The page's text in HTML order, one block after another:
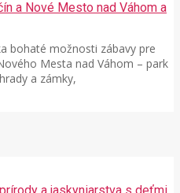
a Nové Mesto nad Váhom a
bohaté možnosti zábavy pre
Mesta nad Váhom – park
a zámky,
a jaskyniarstva s deťmi